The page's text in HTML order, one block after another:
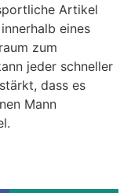
Artikel
eines
zum
jeder schneller
dass es
Mann